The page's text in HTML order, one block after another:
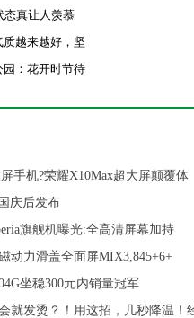
态真让人羡慕
越来越好，坚
园：花开时节待
手机?荣耀X10Max超大屏颠覆体
庆后发布
旗舰机曝光:全高清屏幕加持
动力滑盖全面屏MIX3,845+6+
坐稳300元内销量冠军
就发烫？！用这招，几秒降温！